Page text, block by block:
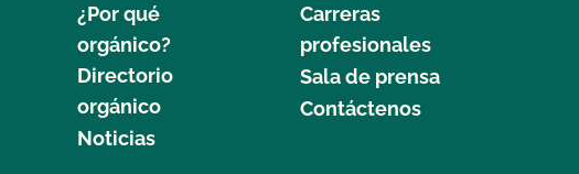
¿Por qué
orgánico?
Directorio
orgánico
Noticias
Carreras
profesionales
Sala de prensa
Contáctenos